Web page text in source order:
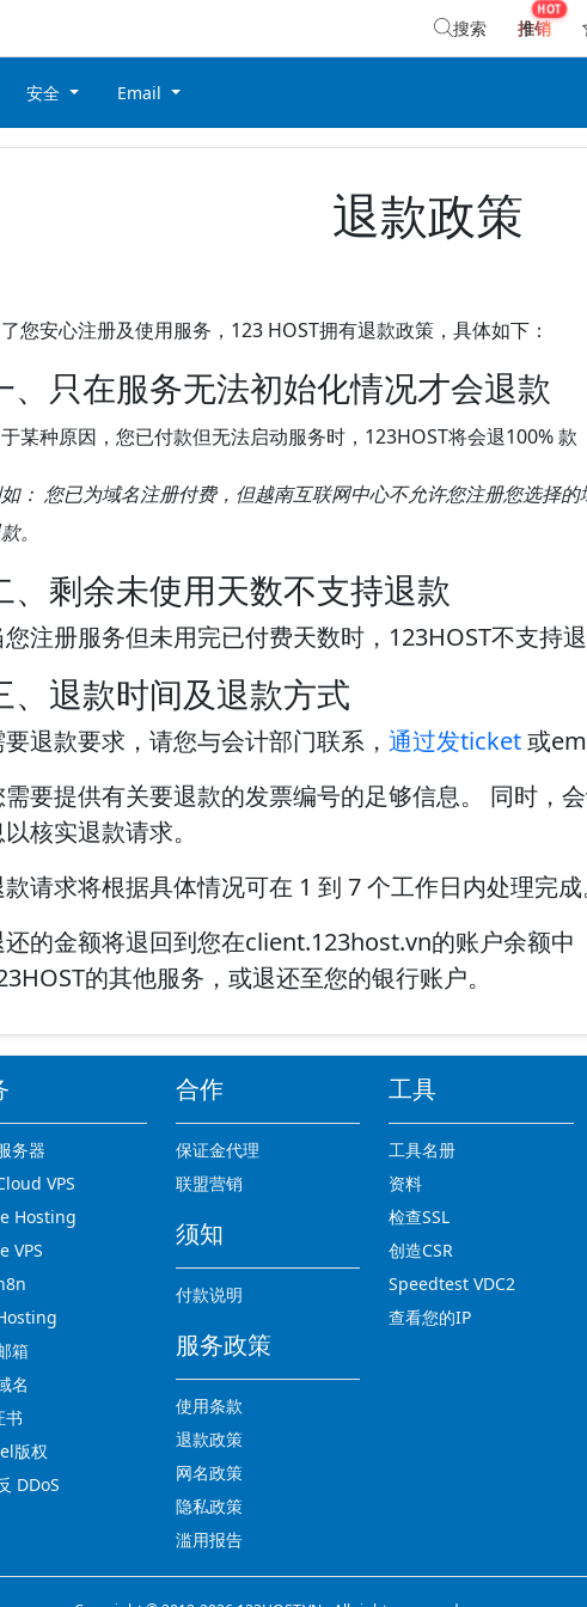
搜索 推销
安全 Email
退款政策
您安心注册及使用服务，123 HOST拥有退款政策，具体如下：
、只在服务无法初始化情况才会退款
某种原因，您已付款但无法启动服务时，123HOST将会退100% 款
： 您已为域名注册付费，但越南互联网中心不允许您注册您选择的
。
、剩余未使用天数不支持退款
注册服务但未用完已付费天数时，123HOST不支持退
、退款时间及退款方式
退款要求，请您与会计部门联系， 通过发ticket或
需要提供有关要退款的发票编号的足够信息。 同时，
核实退款请求。
请求将根据具体情况可在 1 到 7 个工作日内处理完成
还的金额将退回到您在client.123host.vn的账户余额中
的其他服务，或退还至您的银行账户。
务器
VPS
Hosting
VPS
箱
名
书
版权
DDoS
合作
保证金代理
联盟营销
须知
付款说明
服务政策
使用条款
退款政策
网名政策
隐私政策
滥用报告
工具
工具名册
资料
检查SSL
创造CSR
Speedtest VDC2
查看您的IP